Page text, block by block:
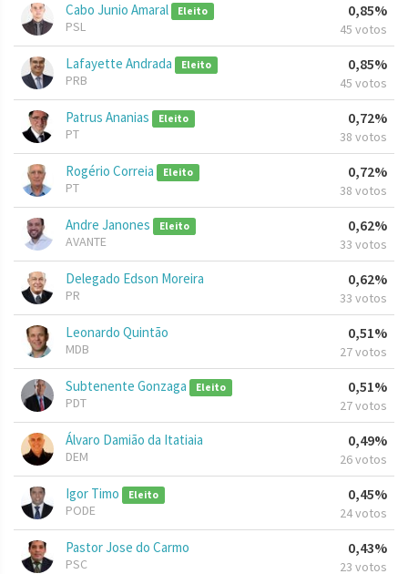
Cabo Junio Amaral Eleito
PSL
0,85%
45 votos
Lafayette Andrada Eleito
PRB
0,85%
45 votos
Patrus Ananias Eleito
PT
0,72%
38 votos
Rogério Correia Eleito
PT
0,72%
38 votos
Andre Janones Eleito
AVANTE
0,62%
33 votos
Delegado Edson Moreira
PR
0,62%
33 votos
Leonardo Quintão
MDB
0,51%
27 votos
Subtenente Gonzaga Eleito
PDT
0,51%
27 votos
Álvaro Damião da Itatiaia
DEM
0,49%
26 votos
Igor Timo Eleito
PODE
0,45%
24 votos
Pastor Jose do Carmo
PSC
0,43%
23 votos